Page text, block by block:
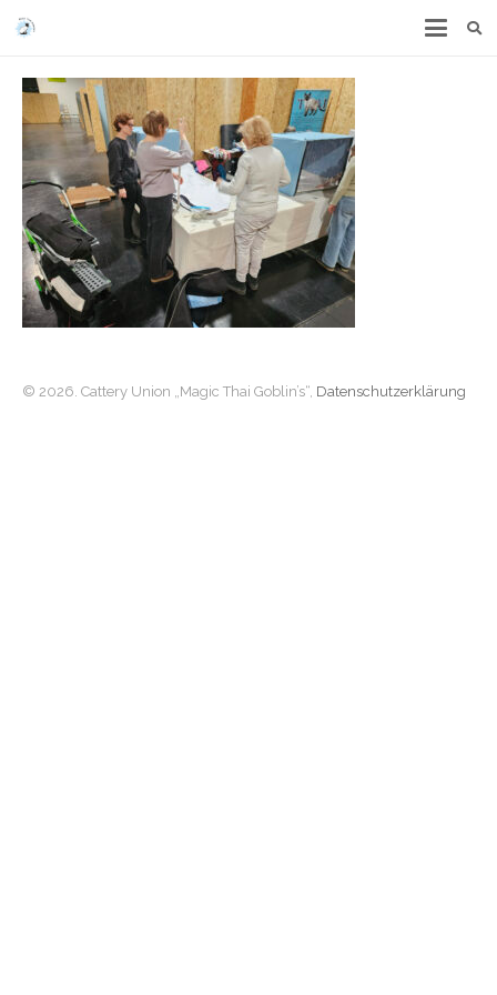
© 2026. Cattery Union „Magic Thai Goblin’s“, Datenschutzerklärung